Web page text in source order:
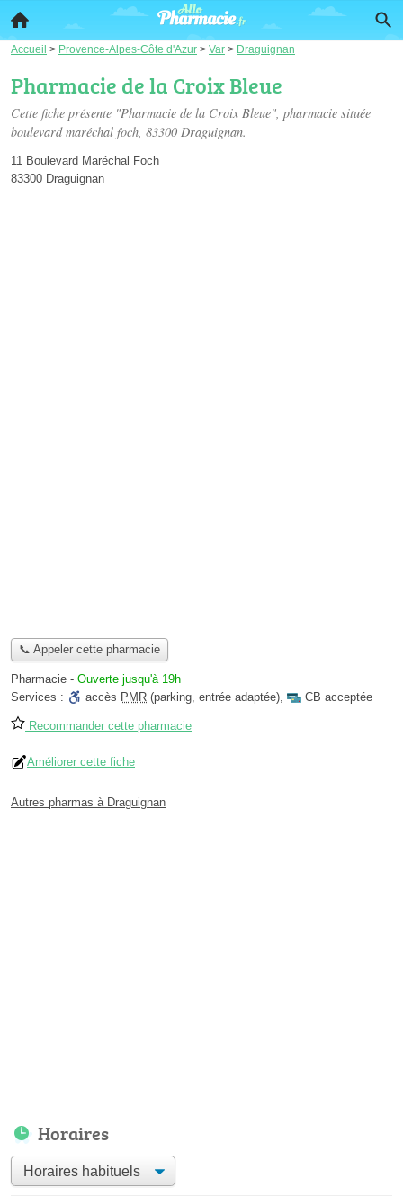
Accueil > Provence-Alpes-Côte d'Azur > Var > Draguignan
Pharmacie de la Croix Bleue
Cette fiche présente "Pharmacie de la Croix Bleue", pharmacie située
boulevard maréchal foch, 83300 Draguignan.
11 Boulevard Maréchal Foch
83300 Draguignan
📞 Appeler cette pharmacie
Pharmacie - Ouverte jusqu'à 19h
Services :
accès PMR (parking, entrée adaptée), CB acceptée
Recommander cette pharmacie
Améliorer cette fiche
Autres pharmas à Draguignan
Horaires